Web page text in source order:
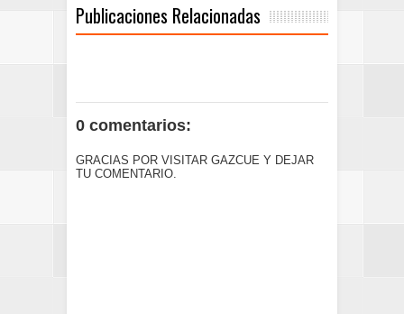
Publicaciones Relacionadas
0 comentarios:
GRACIAS POR VISITAR GAZCUE Y DEJAR
TU COMENTARIO.